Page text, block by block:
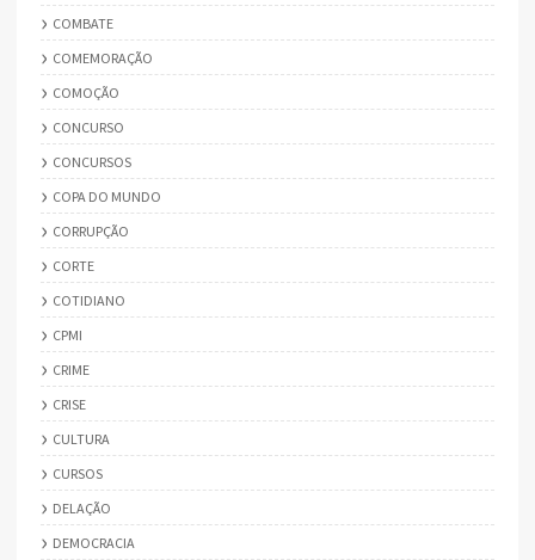
COMBATE
COMEMORAÇÃO
COMOÇÃO
CONCURSO
CONCURSOS
COPA DO MUNDO
CORRUPÇÃO
CORTE
COTIDIANO
CPMI
CRIME
CRISE
CULTURA
CURSOS
DELAÇÃO
DEMOCRACIA